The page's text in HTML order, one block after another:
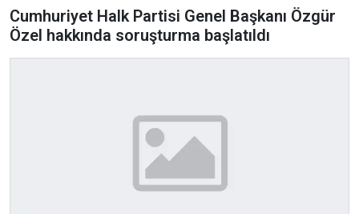
Cumhuriyet Halk Partisi Genel Başkanı Özgür
Özel hakkında soruşturma başlatıldı